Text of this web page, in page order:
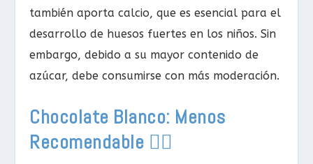
también aporta calcio, que es esencial para el
desarrollo de huesos fuertes en los niños. Sin
embargo, debido a su mayor contenido de
azúcar, debe consumirse con más moderación.
Chocolate Blanco: Menos
Recomendable 🙅‍♂️